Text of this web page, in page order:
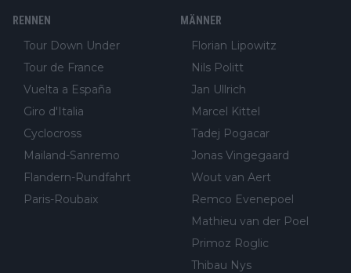
RENNEN
Tour Down Under
Tour de France
Vuelta a España
Giro d'Italia
Cyclocross
Mailand-Sanremo
Flandern-Rundfahrt
Paris-Roubaix
MÄNNER
Florian Lipowitz
Nils Politt
Jan Ullrich
Marcel Kittel
Tadej Pogacar
Jonas Vingegaard
Wout van Aert
Remco Evenepoel
Mathieu van der Poel
Primoz Roglic
Thibau Nys